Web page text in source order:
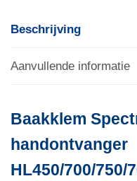
Beschrijving
Aanvullende informatie
Baakklem
handontvanger
HL450/700/750/